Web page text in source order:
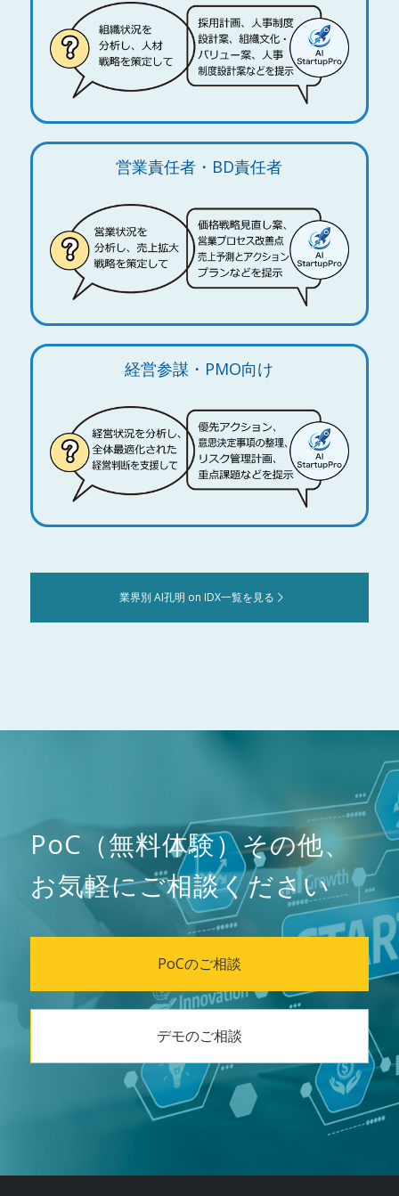
営業責任者・BD責任者
経営参謀・PMO向け
業界別 AI孔明 on IDX一覧を見る
PoC（無料体験）その他、
お気軽にご相談ください
PoCのご相談
デモのご相談